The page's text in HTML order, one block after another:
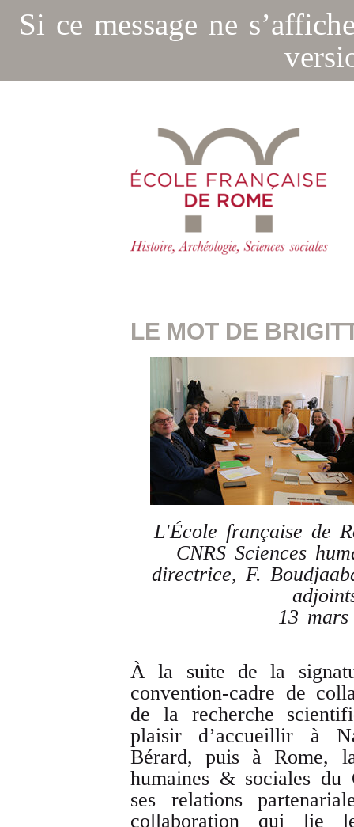
Si ce message ne
LE MOT DE
L'École française de
CNRS Sciences
directrice, F.
13
À la suite de la
convention-cadre de
de la recherche
plaisir d’accueillir à
Bérard, puis à Rome,
humaines & sociales du
ses relations
collaboration qui lie